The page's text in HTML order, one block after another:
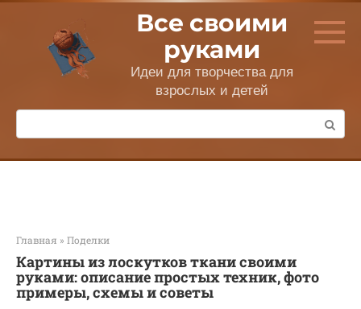
Перейти
контенту
Все своими
руками
Идеи для творчества для
взрослых и детей
Поиск:
Главная » Поделки
Картины из лоскутков ткани своими
руками: описание простых техник, фото
примеры, схемы и советы